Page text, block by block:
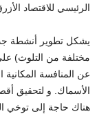
الرئيسي للاقتصاد
يشكل تطوير أنشطة
مختلفة من التلوث) على
عن المنافسة المكانية
الأسماك. و لتحقيق
هناك حاجة إلى توخي